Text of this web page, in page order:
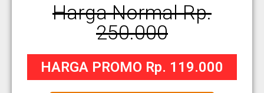
Harga Normal Rp.
250.000
HARGA PROMO Rp. 119.000